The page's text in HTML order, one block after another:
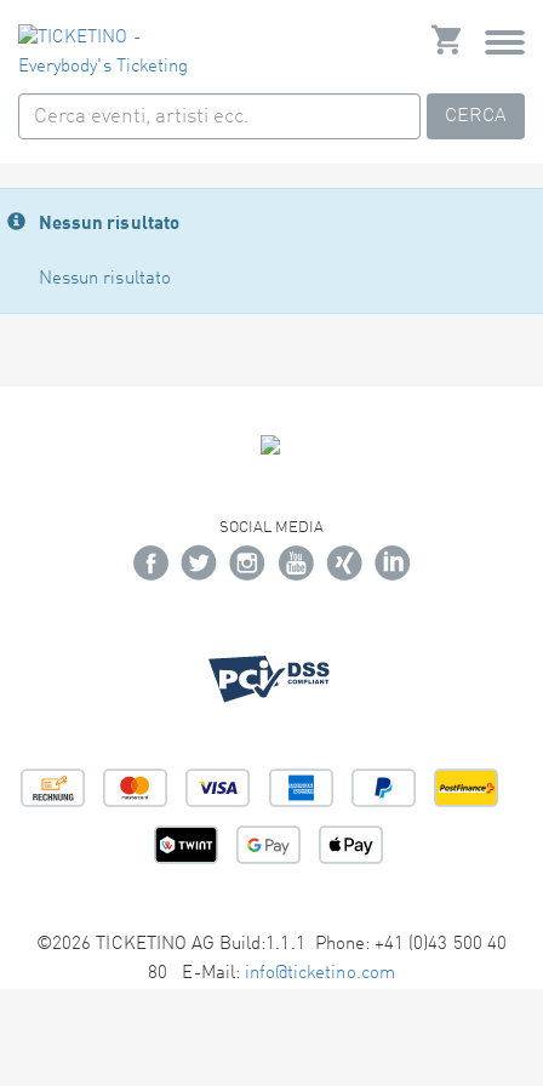
CERCA
Nessun risultato
Nessun risultato
SOCIAL MEDIA
©2026 TICKETINO AG Build:1.1.1 Phone: +41 (0)43 500 40
80 E-Mail: info@ticketino.com